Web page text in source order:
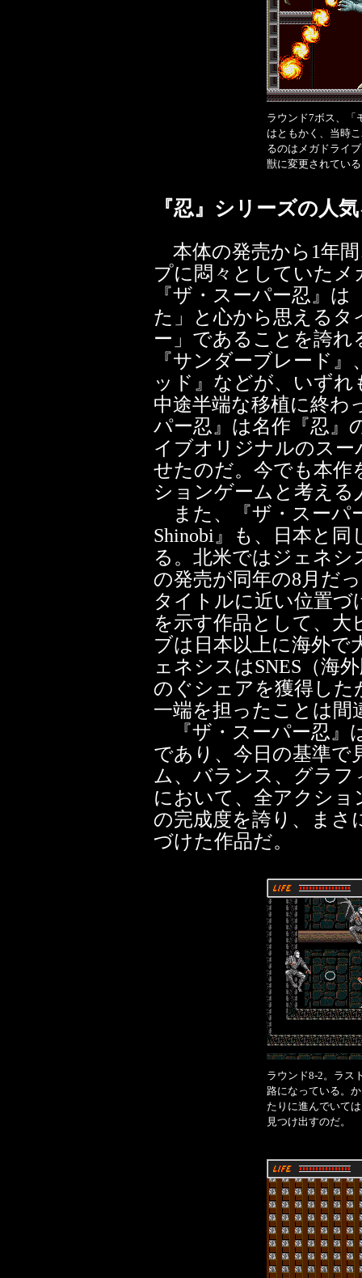
ラウンド7ボス、「
はともかく、当時
るのはメガドライ
獣に変更されてい
『忍』シリーズの人
本体の発売から1年
プに悶々としていた
『ザ・スーパー忍』
た」と心から思える
ー」であることを誇
『サンダーブレード
ッド』などが、いず
中途半端な移植に終わ
パー忍』は名作『忍』
イブオリジナルのス
せたのだ。今でも本
ションゲームと考える
また、『ザ・スーパ
Shinobi』も、日本と同
る。北米ではジェネシ
の発売が同年の8月だ
タイトルに近い位置
を示す作品として、
ブは日本以上に海外で
ェネシスはSNES（海
のぐシェアを獲得した
一端を担ったことは間
『ザ・スーパー忍』
であり、今日の基準で
ム、バランス、グラ
において、全アクシ
の完成度を誇り、まさ
づけた作品だ。
ラウンド8-2。ラス
路になっている。
たりに進んでいて
見つけ出すのだ。